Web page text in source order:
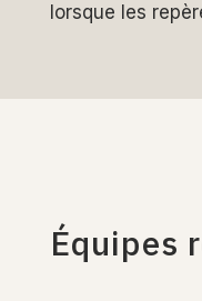
lorsque les
Équipes